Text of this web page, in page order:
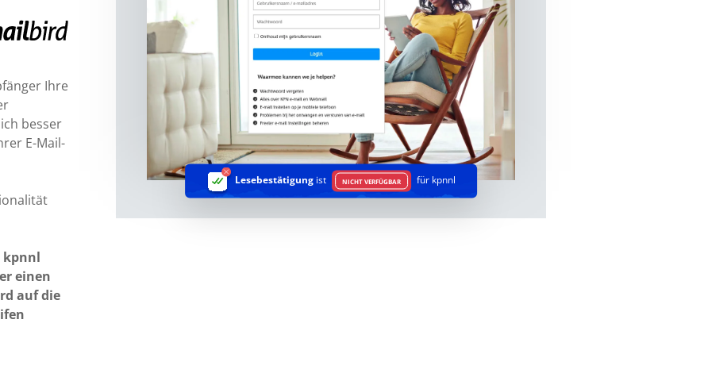
Ihre
besser
E-Mail-
kpnnl
einen
auf die
Lesebestätigung ist NICHT VERFÜGBAR für kpnnl